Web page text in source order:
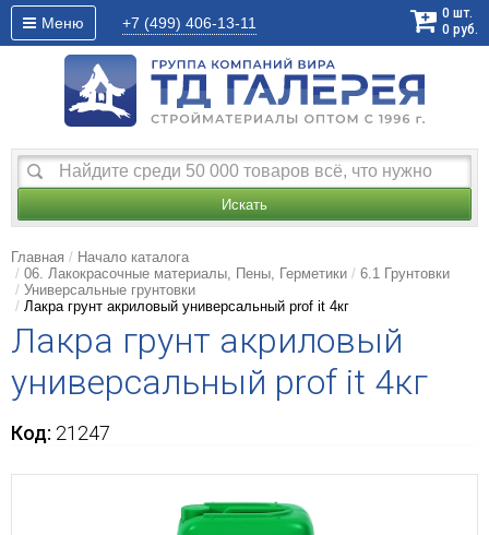
Меню +7 (499) 406-13-11
0 шт.
0 руб.
Искать
Главная
Начало каталога
06. Лакокрасочные материалы, Пены, Герметики
6.1 Грунтовки
Универсальные грунтовки
Лакра грунт акриловый универсальный prof it 4кг
Лакра грунт акриловый
универсальный prof it 4кг
Код: 21247